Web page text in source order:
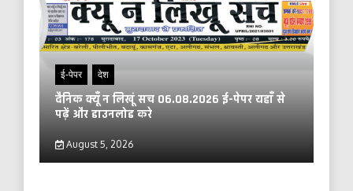
ई-पेपर देश
दैनिक क्यूँ न लिखूं सच 06.08.2026 ई-पेपर यहाँ से
पढ़ें और डाउनलोड करे
August 5, 2026